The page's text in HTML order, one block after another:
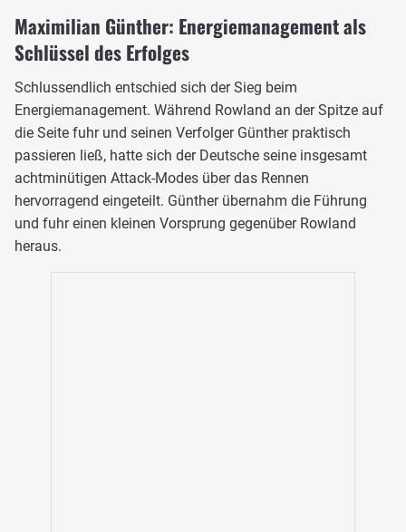
Maximilian Günther: Energiemanagement als
Schlüssel des Erfolges
Schlussendlich entschied sich der Sieg beim
Energiemanagement. Während Rowland an der Spitze auf
die Seite fuhr und seinen Verfolger Günther praktisch
passieren ließ, hatte sich der Deutsche seine insgesamt
achtminütigen Attack-Modes über das Rennen
hervorragend eingeteilt. Günther übernahm die Führung
und fuhr einen kleinen Vorsprung gegenüber Rowland
heraus.